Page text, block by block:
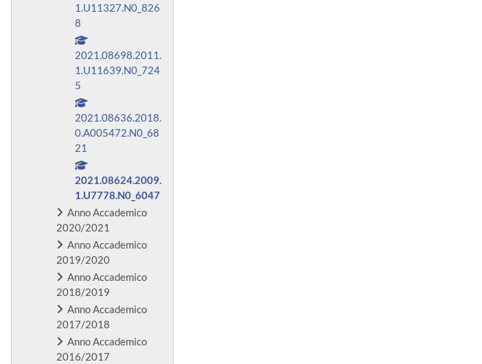
1.U11327.N0_826
8
2021.08698.2011.
1.U11639.N0_724
5
2021.08636.2018.
0.A005472.N0_68
21
2021.08624.2009.
1.U7778.N0_6047
Anno Accademico
2020/2021
Anno Accademico
2019/2020
Anno Accademico
2018/2019
Anno Accademico
2017/2018
Anno Accademico
2016/2017